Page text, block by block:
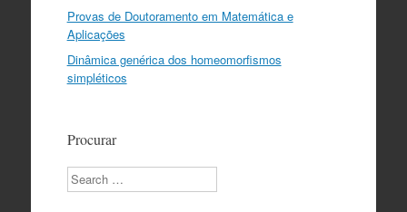
Provas de Doutoramento em Matemática e
Aplicações
Dinâmica genérica dos homeomorfismos
simpléticos
Procurar
Search